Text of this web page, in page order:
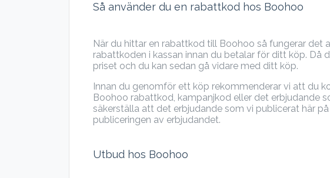
Så använder du en rabattkod hos Boohoo
När du hittar en rabattkod till Boohoo så fungerar det
rabattkoden i kassan innan du betalar för ditt köp. Då
priset och du kan sedan gå vidare med ditt köp.
Innan du genomför ett köp rekommenderar vi att du
Boohoo rabattkod, kampanjkod eller det erbjudande
säkerställa att det erbjudande som vi publicerat här
publiceringen av erbjudandet.
Utbud hos Boohoo